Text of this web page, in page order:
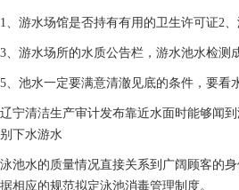
1、游水场馆是否持有有用的卫生许可证2
3、游水场所的水质公告栏，游水池水检测
5、池水一定要满意清澈见底的条件，要看
辽宁清洁生产审计发布靠近水面时能够闻
别下水游水
泳池水的质量情况直接关系到广阔顾客的
据相应的规范拟定泳池消毒管理制度。